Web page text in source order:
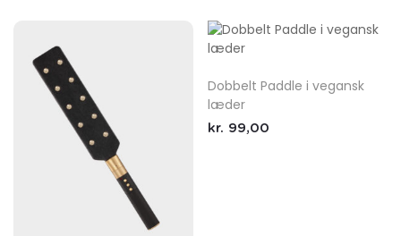
Dobbelt Paddle i vegansk
læder
kr. 99,00